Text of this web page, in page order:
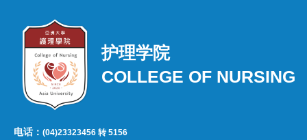
护理学院
COLLEGE OF NURSING
电话：(04)23323456 转 5156